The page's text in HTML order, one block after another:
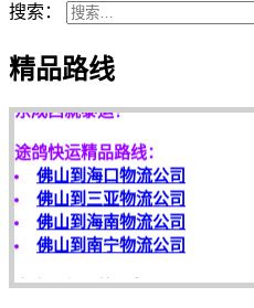
搜索：
精品路线
天开地辟宏基，
东成西就泰运！
途鸽快运精品路线：
佛山到海口物流公司
佛山到三亚物流公司
佛山到海南物流公司
佛山到南宁物流公司
客户是永远的朋友，
服务是永恒的追求！